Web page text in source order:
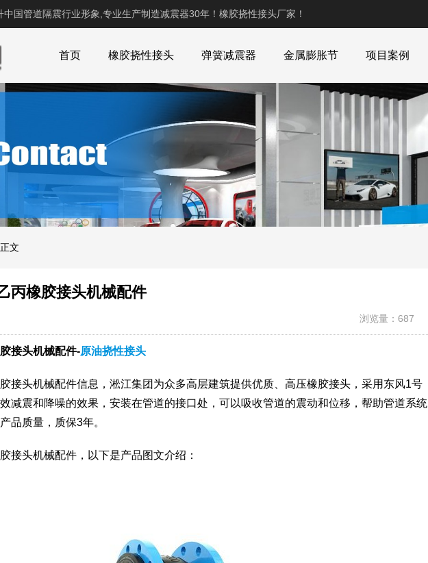
国管道隔震行业形象,专业生产制造减震器30年！橡胶挠性接头厂家！
首页 橡胶挠性接头 弹簧减震器 金属膨胀节 项目案例
正文
丙橡胶接头机械配件
浏览量：687
接头机械配件-原油挠性接头
接头机械配件信息，淞江集团为众多高层建筑提供优质、高压橡胶接头，采用东风1号
减震和降噪的效果，安装在管道的接口处，可以吸收管道的震动和位移，帮助管道系统
品质量，质保3年。
接头机械配件，以下是产品图文介绍：